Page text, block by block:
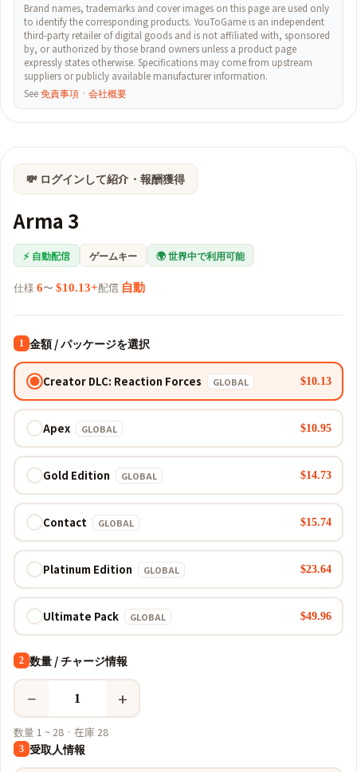
Brand names, trademarks and cover images on this page are used only
to identify the corresponding products. YouToGame is an independent
third-party retailer of digital goods and is not affiliated with, sponsored
by, or authorized by those brand owners unless a product page
expressly states otherwise. Specifications may come from upstream
suppliers or publicly available manufacturer information.
See免責事項 · 会社概要
💸 ログインして紹介・報酬獲得
Arma 3
⚡ 自動配信 ゲームキー 🌍 世界中で利用可能
仕様 6〜 $10.13+配信 自動
1 金額 / パッケージを選択
Creator DLC: Reaction Forces GLOBAL $10.13
Apex GLOBAL $10.95
Gold Edition GLOBAL $14.73
Contact GLOBAL $15.74
Platinum Edition GLOBAL $23.64
Ultimate Pack GLOBAL $49.96
2 数量 / チャージ情報
− +
数量 1 ~ 28 · 在庫 28
3 受取人情報